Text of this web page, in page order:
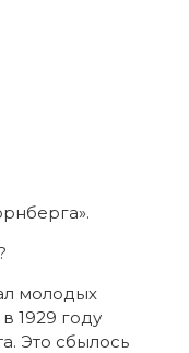
молодых
1929 году
Это сбылось